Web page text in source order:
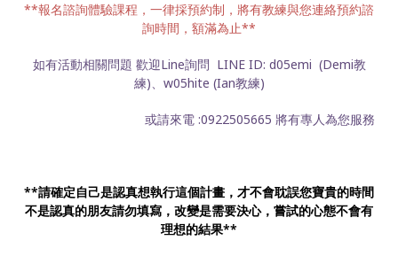
**報名諮詢體驗課程，一律採預約制，將有教練與您連絡預約諮
詢時間，額滿為止**
如有活動相關問題 歡迎Line詢問 LINE ID: d05emi (Demi教
練)、w05hite (Ian教練)
或請來電 :0922505665 將有專人為您服務
**請確定自己是認真想執行這個計畫，才不會耽誤您寶貴的時間
不是認真的朋友請勿填寫，改變是需要決心，嘗試的心態不會有
理想的結果**